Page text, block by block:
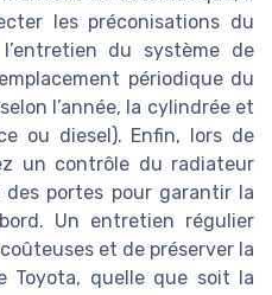
les préconisations du
du système de
périodique du
l’année, la cylindrée et
ou diesel). Enfin, lors de
un contrôle du radiateur
portes pour garantir la
Un entretien régulier
et de préserver la
Toyota, quelle que soit la